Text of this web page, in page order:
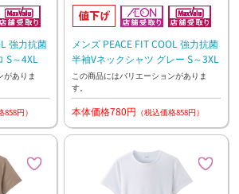
強力抗菌
S～4XL
がありま
858円）
メンズ PEACE FIT COOL 強力抗菌
半袖Vネックシャツ グレー S～3XL
この商品にはバリエーションがありま
す。
本体価格780円 （税込価格858円）